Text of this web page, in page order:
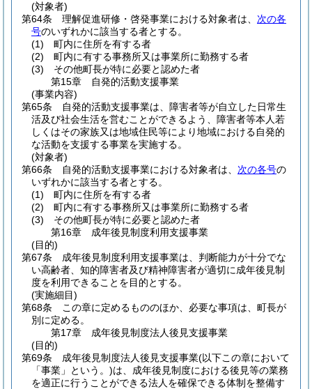
(対象者)
第64条
理解促進研修・啓発事業における対象者は、 次の各
号のいずれかに該当する者とする。
(1)
町内に住所を有する者
(2)
町内に有する事務所又は事業所に勤務する者
(3)
その他町長が特に必要と認めた者
第15章
自発的活動支援事業
(事業内容)
第65条
自発的活動支援事業は、障害者等が自立した日常生
活及び社会生活を営むことができるよう、障害者等本人若
しくはその家族又は地域住民等により地域における自発的
な活動を支援する事業を実施する。
(対象者)
第66条
自発的活動支援事業における対象者は、 次の各号の
いずれかに該当する者とする。
(1)
町内に住所を有する者
(2)
町内に有する事務所又は事業所に勤務する者
(3)
その他町長が特に必要と認めた者
第16章
成年後見制度利用支援事業
(目的)
第67条
成年後見制度利用支援事業は、判断能力が十分でな
い高齢者、知的障害者及び精神障害者が適切に成年後見制
度を利用できることを目的とする。
(実施細目)
第68条
この章に定めるもののほか、必要な事項は、町長が
別に定める。
第17章
成年後見制度法人後見支援事業
(目的)
第69条
成年後見制度法人後見支援事業(以下この章において
「事業」という。)は、成年後見制度における後見等の業務
を適正に行うことができる法人を確保できる体制を整備す